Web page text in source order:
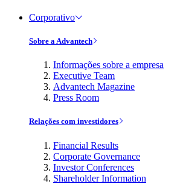
Corporativo
Sobre a Advantech
Informações sobre a empresa
Executive Team
Advantech Magazine
Press Room
Relações com investidores
Financial Results
Corporate Governance
Investor Conferences
Shareholder Information